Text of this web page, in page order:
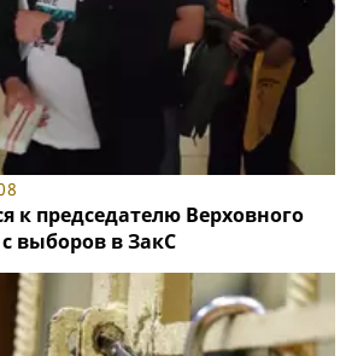
к председателю Верховного
выборов в ЗакС